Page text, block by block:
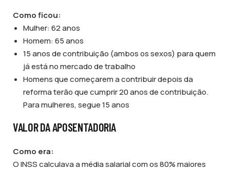
Como ficou:
Mulher: 62 anos
Homem: 65 anos
15 anos de contribuição (ambos os sexos) para quem
já está no mercado de trabalho
Homens que começarem a contribuir depois da
reforma terão que cumprir 20 anos de contribuição.
Para mulheres, segue 15 anos
VALOR DA APOSENTADORIA
Como era:
O INSS calculava a média salarial com os 80% maiores